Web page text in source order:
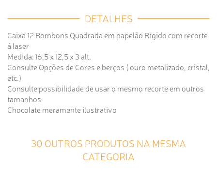
DETALHES
Caixa 12 Bombons Quadrada em papelão Rígido com recorte
á laser
Medida: 16,5 x 12,5 x 3 alt.
Consulte Opções de Cores e berços ( ouro metalizado, cristal,
etc.)
Consulte possibilidade de usar o mesmo recorte em outros
tamanhos
Chocolate meramente ilustrativo
30 OUTROS PRODUTOS NA MESMA
CATEGORIA